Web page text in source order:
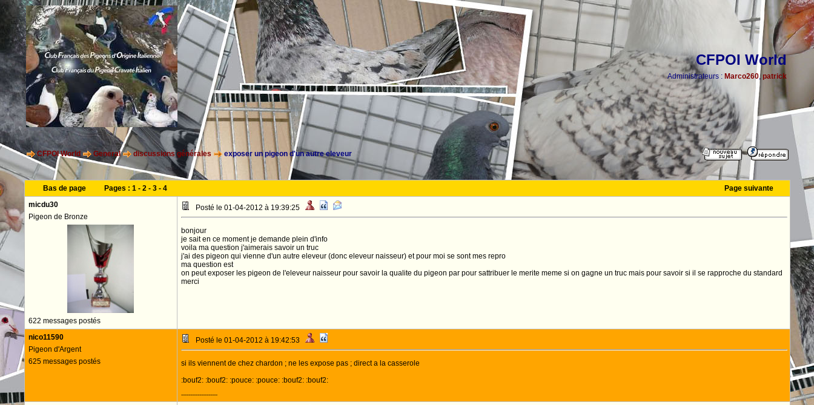
CFPOI World
Administrateurs : Marco260, patrick
CFPOI World General discussions générales exposer un pigeon d'un autre eleveur
Bas de page Pages : 1- 2- 3- 4
Page suivante
micdu30
Pigeon de Bronze
622 messages postés
Posté le 01-04-2012 à 19:39:25
bonjour
je sait en ce moment je demande plein d'info
voila ma question j'aimerais savoir un truc
j'ai des pigeon qui vienne d'un autre eleveur (donc eleveur naisseur) et pour moi se sont mes repro
ma question est
on peut exposer les pigeon de l'eleveur naisseur pour savoir la qualite du pigeon par pour sattribuer le merite meme si on gagne un truc mais pour savoir si il se rapproche du standard
merci
nico11590
Pigeon d'Argent
625 messages postés
Posté le 01-04-2012 à 19:42:53
si ils viennent de chez chardon ; ne les expose pas ; direct a la casserole
:bouf2: :bouf2: :pouce: :pouce: :bouf2: :bouf2:
--------------------